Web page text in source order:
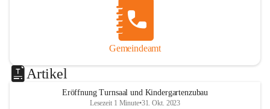
Gemeindeamt
Artikel
Eröffnung Turnsaal und Kindergartenzubau
Lesezeit 1 Minute•31. Okt. 2023